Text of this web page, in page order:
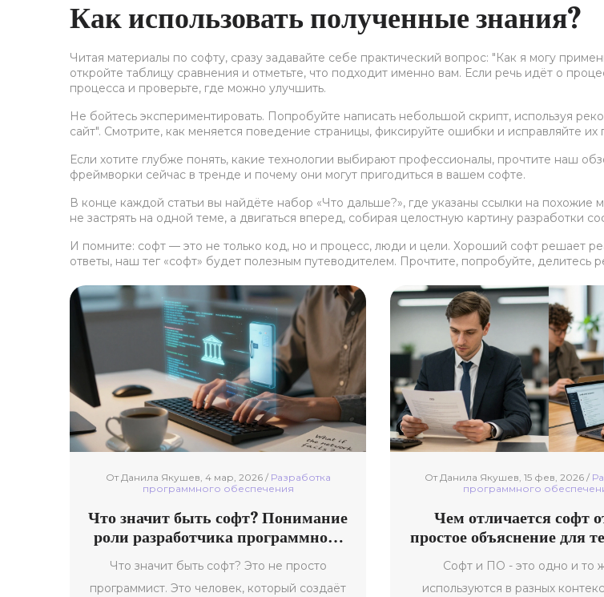
Как использовать полученные знания?
Читая материалы по софту, сразу задавайте себе практический вопрос: "Как я могу
откройте таблицу сравнения и отметьте, что подходит именно вам. Если речь идёт о
процесса и проверьте, где можно улучшить.
Не бойтесь экспериментировать. Попробуйте написать небольшой скрипт, используя
сайт". Смотрите, как меняется поведение страницы, фиксируйте ошибки и исправляйте их
Если хотите глубже понять, какие технологии выбирают профессионалы, прочтите наш
фреймворки сейчас в тренде и почему они могут пригодиться в вашем софте.
В конце каждой статьи вы найдёте набор «Что дальше?», где указаны ссылки на
не застрять на одной теме, а двигаться вперед, собирая целостную картину разработки
И помните: софт — это не только код, но и процесс, люди и цели. Хороший софт решает
ответы, наш тег «софт» будет полезным путеводителем. Прочтите, попробуйте, делитесь
От Данила Якушев, 4 мар, 2026 / Разработка
программного обеспечения
Что значит быть софт? Понимание
роли разработчика программного
обеспечения
Что значит быть софт? Это не просто
программист. Это человек, который создаёт
От Данила Якушев, 15 фев, 2026 /
программного
Чем отличается софт
простое объяснение для
хочет путаться в
Софт и ПО - это одно и то
используются в разных